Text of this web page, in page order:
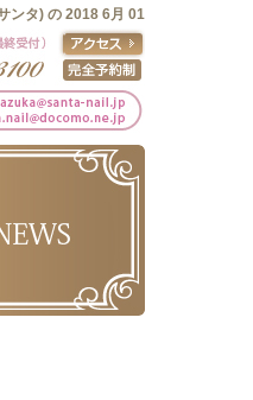
ンタ) の 2018 6月 01